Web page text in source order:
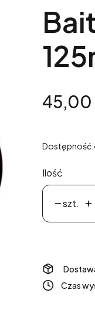
Cena
45,00
Dostępność:
Ilość
szt.
Czas